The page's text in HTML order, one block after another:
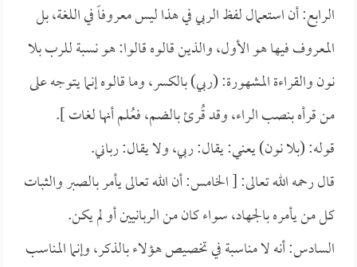
الرابع: أن استعمال لفظ الربي في هذا ليس معروفاً في اللغة، بل
المعروف فيها هو الأول، والذين قالوه قالوا: هو نسبة للرب بلا
نون والقراءة المشهورة: (ربي) بالكسر، وما قالوه إنما يتوجه على
من قرأه بنصب الراء، وقد قُرئ بالضم، فعُلم أنها لغات ].
قوله: (بلا نون) يعني: يقال: ربي، ولا يقال: رباني.
قال رحمه الله تعالى: [ الخامس: أن الله تعالى يأمر بالصبر والثبات
كل من يأمره بالجهاد، سواء كان من الربانيين أو لم يكن.
السادس: أنه لا مناسبة في تخصيص هؤلاء بالذكر، وإنما المناسب